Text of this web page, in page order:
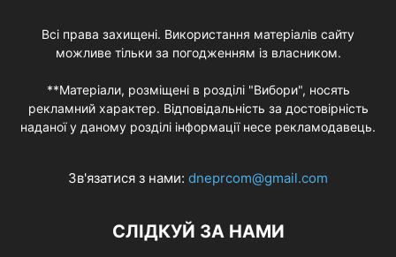
Всі права захищені. Використання матеріалів сайту
можливе тільки за погодженням із власником.
**Матеріали, розміщені в розділі "Вибори", носять
рекламний характер. Відповідальність за достовірність
наданої у даному розділі інформації несе рекламодавець.
Зв'язатися з нами: dneprcom@gmail.com
СЛІДКУЙ ЗА НАМИ